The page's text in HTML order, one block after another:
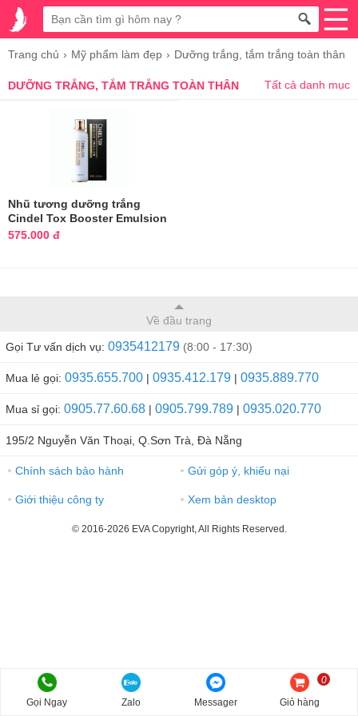
Trang chủ Mỹ phẩm làm đẹp Dưỡng trắng, tắm trắng toàn thân
DƯỠNG TRẮNG, TẮM TRẮNG TOÀN THÂN Tất cả danh mục
Nhũ tương dưỡng trắng
Cindel Tox Booster Emulsion
Hàn Quốc
575.000 đ
Về đầu trang
Gọi Tư vấn dịch vụ: 0935412179 (8:00 - 17:30)
Mua lẻ gọi: 0935.655.700 | 0935.412.179 | 0935.889.770
Mua sỉ gọi: 0905.77.60.68 | 0905.799.789 | 0935.020.770
195/2 Nguyễn Văn Thoại, Q.Sơn Trà, Đà Nẵng
● Chính sách bảo hành ● Gửi góp ý, khiếu nại
● Giới thiệu công ty ● Xem bản desktop
© 2016-2026 EVA Copyright, All Rights Reserved.
Gọi Ngay Zalo Messager Giỏ hàng
0